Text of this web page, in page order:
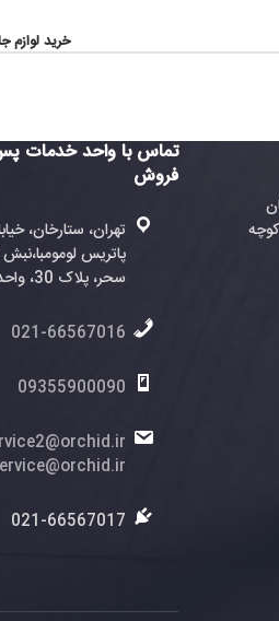
خرید لوازم جانبی الپتیکال
تماس با واحد خدمات پس از
تهران، ستارخان، خیابان
پاتریس لومومبا،نبش کوچه
021-66567016
09355900090
service2@orchid.ir
service@orchid.ir
021-66567017